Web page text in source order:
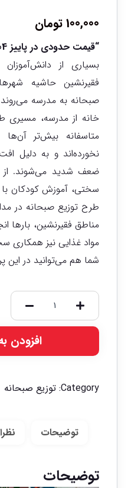
100,000تومان
“قیمت حدودی در پاییز 1404 “
بسیاری از
فقيرنشين حاشيه
صبحانه به مدرسه
خانه از مدرسه، مسيری
متاسفانه بیش‌تر
نخورده‌اند و به دليل
ضعف شدید می‌شوند. از
سختی، آموزش کودکان
طرح توزيع صبحانه در
مناطق فقيرنشين، بارها
مواد غذايی نیز همكاری
شما هم می‌توانيد در این
افزودن
Category: توزیع صبحانه
توضیحات
توضیحات